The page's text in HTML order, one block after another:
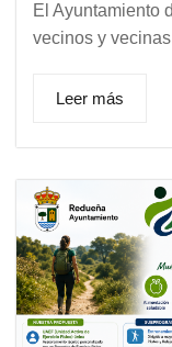
El Ayuntamiento
vecinos y
Leer más